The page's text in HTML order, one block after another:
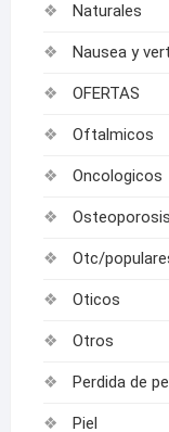
Naturales
Nausea y
OFERTAS
Oftalmicos
Oncologicos
Osteoporosis
Otc/
Oticos
Otros
Perdida de
Piel